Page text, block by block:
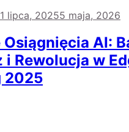
1 lipca, 20255 maja, 2026
AI:
i Rewolucja w
2025